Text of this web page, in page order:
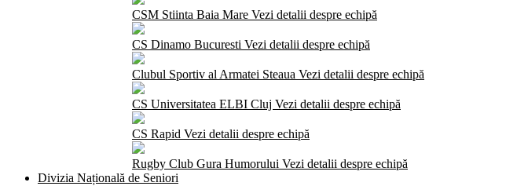
CSM Stiinta Baia Mare Vezi detalii despre echipă
CS Dinamo Bucuresti Vezi detalii despre echipă
Clubul Sportiv al Armatei Steaua Vezi detalii despre echipă
CS Universitatea ELBI Cluj Vezi detalii despre echipă
CS Rapid Vezi detalii despre echipă
Rugby Club Gura Humorului Vezi detalii despre echipă
Divizia Națională de Seniori